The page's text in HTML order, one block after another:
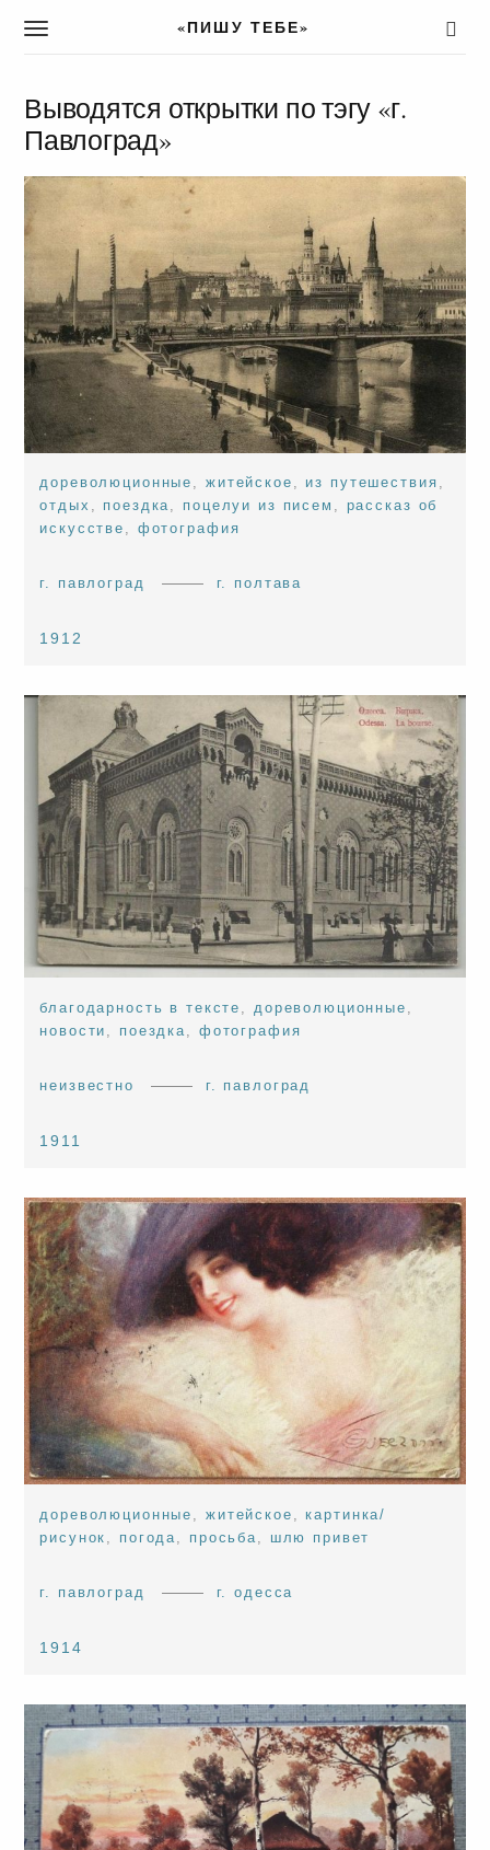
T
g
l
a
v
g
a
t
i
o
n
«ПИШУ ТЕБЕ»
Выводятся открытки по тэгу «г.
Павлоград»
дореволюционные житейское из путешествия
отдых
поездка поцелуи из писем
рассказ об
искусстве
фотография
г. павлоград г. полтава
1912
благодарность в тексте дореволюционные
новости
поездка фотография
неизвестно г. павлоград
1911
дореволюционные житейское ,картинка/
рисунок
погода просьба шлю привет
г. павлоград г. одесса
1914